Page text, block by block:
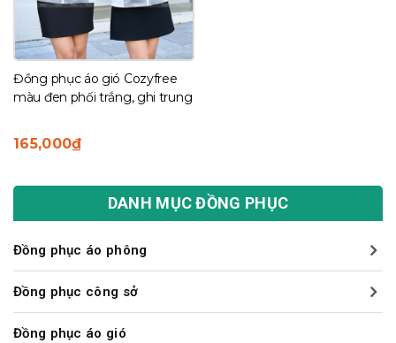
Đồng phục áo gió Cozyfree
màu đen phối trắng, ghi trung
165,000₫
DANH MỤC ĐỒNG PHỤC
Đồng phục áo phông
Đồng phục công sở
Đồng phục áo gió